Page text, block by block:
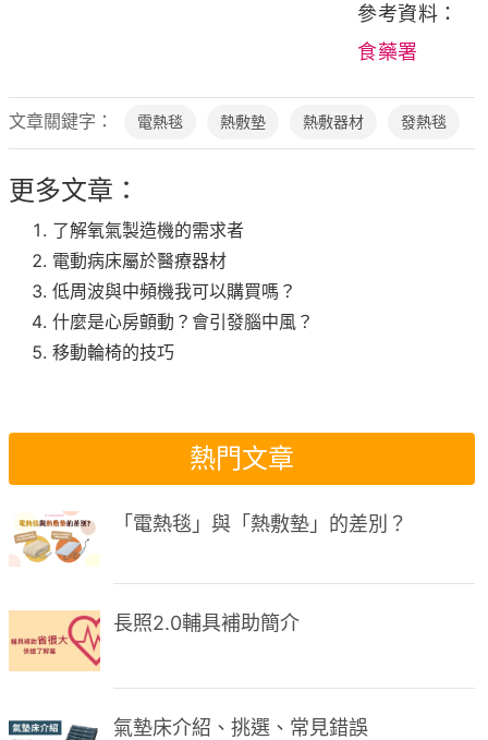
參考資料：
食藥署
文章關鍵字： 電熱毯 熱敷墊 熱敷器材 發熱毯
更多文章：
了解氧氣製造機的需求者
電動病床屬於醫療器材
低周波與中頻機我可以購買嗎？
什麼是心房顫動？會引發腦中風？
移動輪椅的技巧
熱門文章
「電熱毯」與「熱敷墊」的差別？
長照2.0輔具補助簡介
氣墊床介紹、挑選、常見錯誤